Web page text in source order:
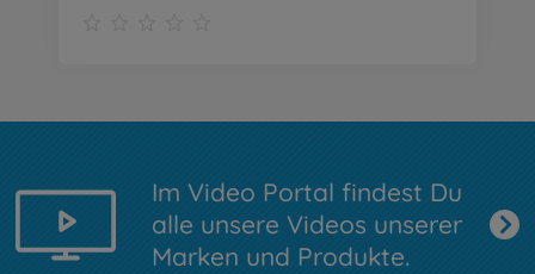
Im Video Portal findest Du
alle unsere Videos unserer
Marken und Produkte.